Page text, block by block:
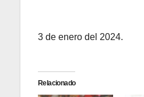
3 de enero del 2024.
Relacionado